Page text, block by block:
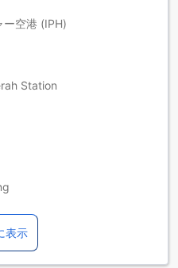
ー空港 (IPH)
Station
表示